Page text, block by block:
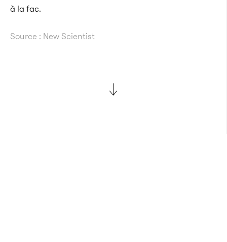
à la fac.
Source : New Scientist